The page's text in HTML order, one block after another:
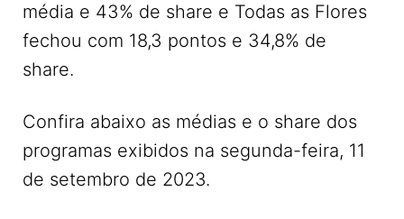
média e 43% de share e Todas as Flores
fechou com 18,3 pontos e 34,8% de
share.
Confira abaixo as médias e o share dos
programas exibidos na segunda-feira, 11
de setembro de 2023.